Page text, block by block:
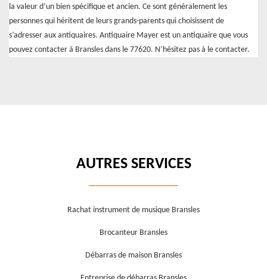
la valeur d’un bien spécifique et ancien. Ce sont généralement les
personnes qui héritent de leurs grands-parents qui choisissent de
s’adresser aux antiquaires. Antiquaire Mayer est un antiquaire que vous
pouvez contacter à Bransles dans le 77620. N’hésitez pas à le contacter.
AUTRES SERVICES
Rachat instrument de musique Bransles
Brocanteur Bransles
Débarras de maison Bransles